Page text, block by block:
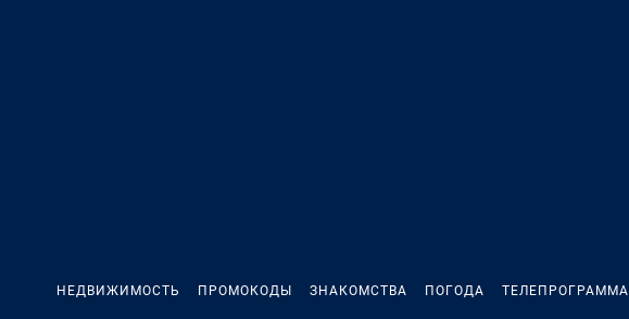
НЕДВИЖИМОСТЬ ПРОМОКОДЫ ЗНАКОМСТВА ПОГОДА ТЕЛЕПРОГРАММА